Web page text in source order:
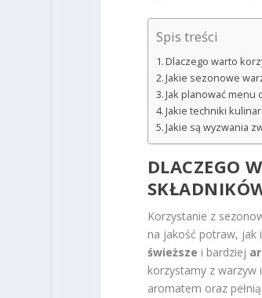
Spis treści
Dlaczego warto
Jakie sezonowe
Jak planować
Jakie techniki
Jakie są wyzwania
DLACZEGO
Korzystanie z
na jakość potraw, jak
świeższe i bardziej
korzystamy z warzyw
aromatem oraz